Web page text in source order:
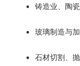
铸造业、陶
玻璃制造与
石材切割、